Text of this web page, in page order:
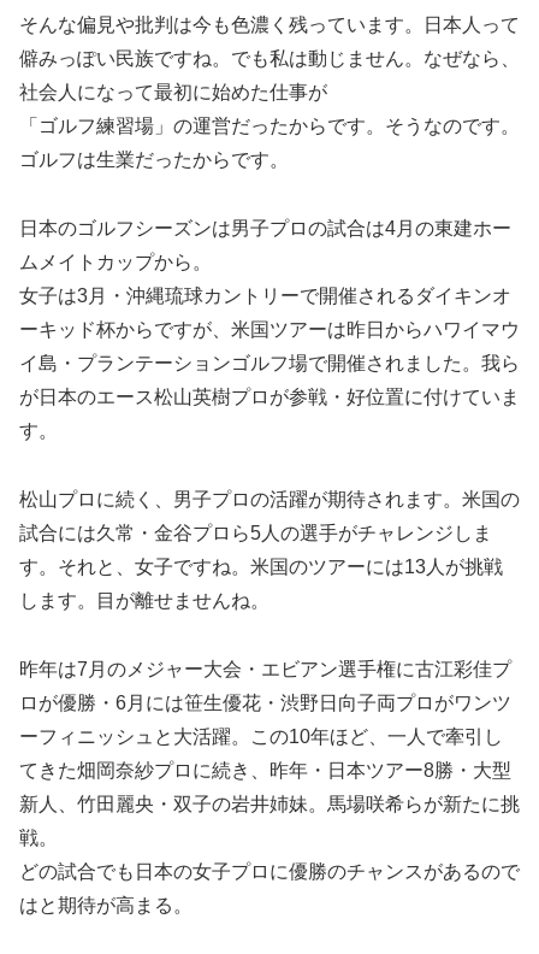
そんな偏見や批判は今も色濃く残っています。日本人って
僻みっぽい民族ですね。でも私は動じません。なぜなら、
社会人になって最初に始めた仕事が
「ゴルフ練習場」の運営だったからです。そうなのです。
ゴルフは生業だったからです。
日本のゴルフシーズンは男子プロの試合は4月の東建ホー
ムメイトカップから。
女子は3月・沖縄琉球カントリーで開催されるダイキンオ
ーキッド杯からですが、米国ツアーは昨日からハワイマウ
イ島・プランテーションゴルフ場で開催されました。我ら
が日本のエース松山英樹プロが参戦・好位置に付けていま
す。
松山プロに続く、男子プロの活躍が期待されます。米国の
試合には久常・金谷プロら5人の選手がチャレンジしま
す。それと、女子ですね。米国のツアーには13人が挑戦
します。目が離せませんね。
昨年は7月のメジャー大会・エビアン選手権に古江彩佳プ
ロが優勝・6月には笹生優花・渋野日向子両プロがワンツ
ーフィニッシュと大活躍。この10年ほど、一人で牽引し
てきた畑岡奈紗プロに続き、昨年・日本ツアー8勝・大型
新人、竹田麗央・双子の岩井姉妹。馬場咲希らが新たに挑
戦。
どの試合でも日本の女子プロに優勝のチャンスがあるので
はと期待が高まる。